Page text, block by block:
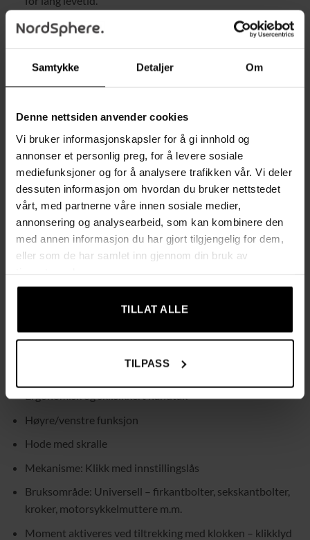
Samtykke Detaljer Om
Denne nettsiden anvender cookies
Vi bruker informasjonskapsler for å gi innhold og
annonser et personlig preg, for å levere sosiale
mediefunksjoner og for å analysere trafikken vår. Vi deler
dessuten informasjon om hvordan du bruker nettstedet
vårt, med partnerne våre innen sosiale medier,
annonsering og analysearbeid, som kan kombinere den
med annen informasjon du har gjort tilgjengelig for dem,
eller som de har samlet inn gjennom din bruk av
TILLAT ALLE
TILPASS
Momentlås – hindrer utilsiktede endringer under bruk.
langvarig bruk.
Klikkmekanisme – tydelig signal når innstilt moment er
Medfølgende etui – beskytter verktøyet og gir enkel
oppbevaring og transport.
Tekniske spesifikasjoner
Størrelse: 3/8″
Momentområde: 7–112 Nm
Nøyaktighet: ±4%
Ergonomisk og sklisikkert håndtak
Høyre/venstre funksjon
Hode med skralle
Mekanisme: Klikk med innstillingslås
Bruksområde: Universell – firkantbolter, sekskantbolter,
kroker, motorsykkelmuttere m.m.
Moment aktiveres ved tiltrekking med klokken – klikklyd